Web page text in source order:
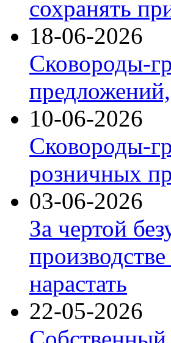
сохранять
18-06-2026
Сковороды-
10-06-2026
Сковороды-
розничных
03-06-2026
За чертой
нарастать
22-05-2026